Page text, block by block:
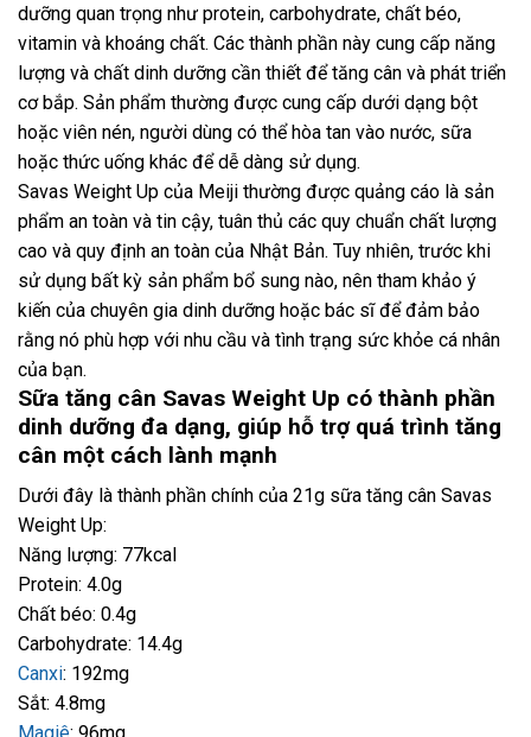
dưỡng quan trọng như protein, carbohydrate, chất béo,
vitamin và khoáng chất. Các thành phần này cung cấp năng
lượng và chất dinh dưỡng cần thiết để tăng cân và phát triển
cơ bắp. Sản phẩm thường được cung cấp dưới dạng bột
hoặc viên nén, người dùng có thể hòa tan vào nước, sữa
hoặc thức uống khác để dễ dàng sử dụng.
Savas Weight Up của Meiji thường được quảng cáo là sản
phẩm an toàn và tin cậy, tuân thủ các quy chuẩn chất lượng
cao và quy định an toàn của Nhật Bản. Tuy nhiên, trước khi
sử dụng bất kỳ sản phẩm bổ sung nào, nên tham khảo ý
kiến ​​của chuyên gia dinh dưỡng hoặc bác sĩ để đảm bảo
rằng nó phù hợp với nhu cầu và tình trạng sức khỏe cá nhân
của bạn.
Sữa tăng cân Savas Weight Up có thành phần
dinh dưỡng đa dạng, giúp hỗ trợ quá trình tăng
cân một cách lành mạnh
Dưới đây là thành phần chính của 21g sữa tăng cân Savas
Weight Up:
Năng lượng: 77kcal
Protein: 4.0g
Chất béo: 0.4g
Carbohydrate: 14.4g
Canxi: 192mg
Sắt: 4.8mg